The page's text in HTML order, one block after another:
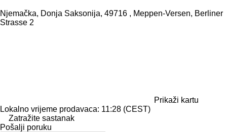
Njemačka, Donja Saksonija, 49716 , Meppen-Versen, Berliner
Strasse 2
Prikaži kartu
Lokalno vrijeme prodavaca: 11:28 (CEST)
Zatražite sastanak
Pošalji poruku